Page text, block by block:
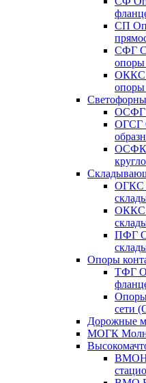
СП
СФГ
опоры
ОККС
опоры
ОСФГ
ОГСГ
ОСФК
ОГКС
ОККС
ПФГ
Опоры
ТФГ
Опоры
сети
Дорожные
МОГК
ВМОН